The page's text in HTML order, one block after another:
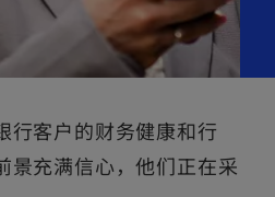
行客户的财务健康和行
景充满信心，他们正在采